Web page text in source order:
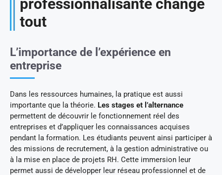
professionnalisante change
tout
L’importance de l’expérience en
entreprise
Dans les ressources humaines, la pratique est aussi
importante que la théorie. Les stages et l’alternance
permettent de découvrir le fonctionnement réel des
entreprises et d’appliquer les connaissances acquises
pendant la formation. Les étudiants peuvent ainsi participer à
des missions de recrutement, à la gestion administrative ou
à la mise en place de projets RH. Cette immersion leur
permet aussi de développer leur réseau professionnel et de